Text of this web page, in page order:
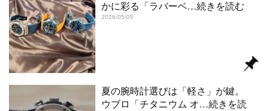
かに彩る「ラバーベ…続きを読む
2026/05/05
夏の腕時計選びは「軽さ」が鍵。
ウブロ「チタニウム オ…続きを読